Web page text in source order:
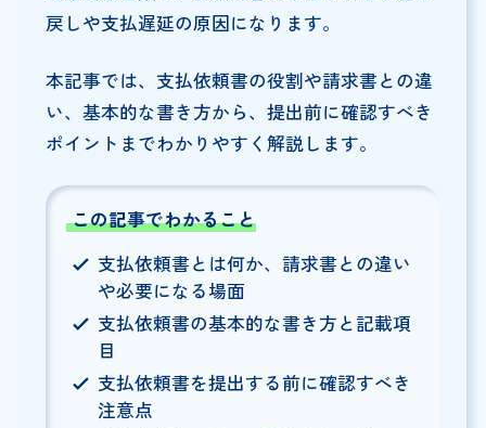
戻しや支払遅延の原因になります。
本記事では、支払依頼書の役割や請求書との違
い、基本的な書き方から、提出前に確認すべき
ポイントまでわかりやすく解説します。
この記事でわかること
支払依頼書とは何か、請求書との違い
や必要になる場面
支払依頼書の基本的な書き方と記載項
目
支払依頼書を提出する前に確認すべき
注意点